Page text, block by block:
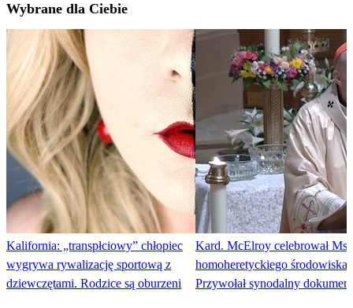
Wybrane dla Ciebie
Kalifornia: „transpłciowy” chłopiec
wygrywa rywalizację sportową z
dziewczętami. Rodzice są oburzeni
Kard. McElroy celebrował
homoheretyckiego środowiska.
Przywołał synodalny dokument